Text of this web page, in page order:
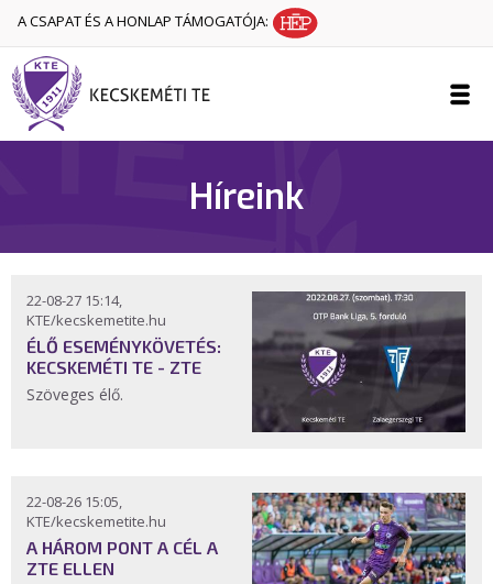
A CSAPAT ÉS A HONLAP TÁMOGATÓJA:
Híreink
22-08-27 15:14,
KTE/kecskemetite.hu
ÉLŐ ESEMÉNYKÖVETÉS:
KECSKEMÉTI TE - ZTE
Szöveges élő.
22-08-26 15:05,
KTE/kecskemetite.hu
A HÁROM PONT A CÉL A
ZTE ELLEN